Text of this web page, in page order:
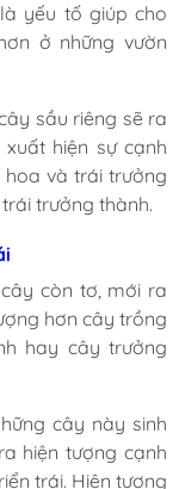
yếu tố giúp cho
ở những vườn
sầu riêng sẽ ra
hiện sự cạnh
và trái trưởng
trưởng thành.
còn tơ, mới ra
hơn cây trồng
hay cây trưởng
cây này sinh
hiện tượng cạnh
trái. Hiện tượng